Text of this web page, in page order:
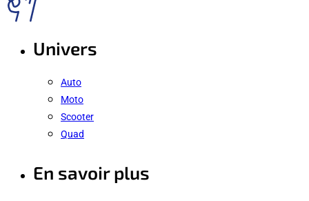
Univers
Auto
Moto
Scooter
Quad
En savoir plus